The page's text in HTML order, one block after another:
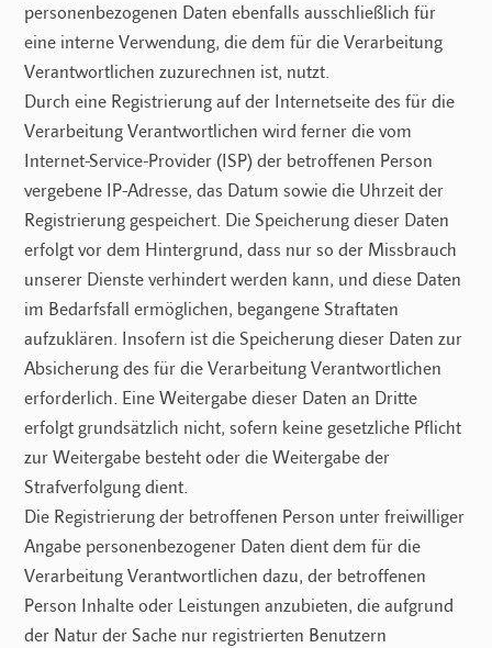
personenbezogenen Daten ebenfalls ausschließlich für
eine interne Verwendung, die dem für die Verarbeitung
Verantwortlichen zuzurechnen ist, nutzt.
Durch eine Registrierung auf der Internetseite des für die
Verarbeitung Verantwortlichen wird ferner die vom
Internet-Service-Provider (ISP) der betroffenen Person
vergebene IP-Adresse, das Datum sowie die Uhrzeit der
Registrierung gespeichert. Die Speicherung dieser Daten
erfolgt vor dem Hintergrund, dass nur so der Missbrauch
unserer Dienste verhindert werden kann, und diese Daten
im Bedarfsfall ermöglichen, begangene Straftaten
aufzuklären. Insofern ist die Speicherung dieser Daten zur
Absicherung des für die Verarbeitung Verantwortlichen
erforderlich. Eine Weitergabe dieser Daten an Dritte
erfolgt grundsätzlich nicht, sofern keine gesetzliche Pflicht
zur Weitergabe besteht oder die Weitergabe der
Strafverfolgung dient.
Die Registrierung der betroffenen Person unter freiwilliger
Angabe personenbezogener Daten dient dem für die
Verarbeitung Verantwortlichen dazu, der betroffenen
Person Inhalte oder Leistungen anzubieten, die aufgrund
der Natur der Sache nur registrierten Benutzern